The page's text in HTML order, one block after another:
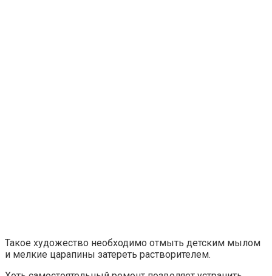
Такое художество необходимо отмыть детским мылом
и мелкие царапины затереть растворителем.